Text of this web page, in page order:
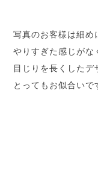
写真のお客様は細め
やりすぎた感じがな
目じりを長くしたデ
とってもお似合いで